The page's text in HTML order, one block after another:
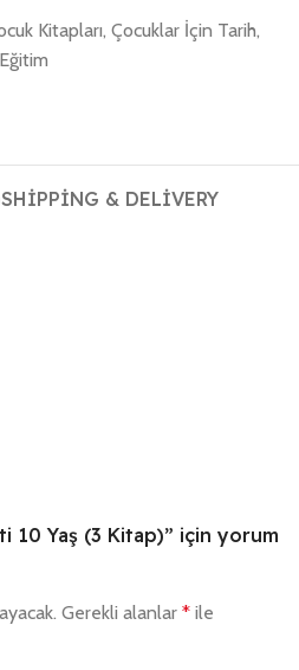
Kitapları, Çocuklar İçin Tarih,
Eğitim
SHIPPING & DELIVERY
10 Yaş (3 Kitap)” için yorum
Gerekli alanlar * ile